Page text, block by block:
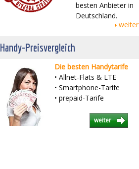
besten Anbieter in
Deutschland.
weiter
Handy-Preisvergleich
Die besten Handytarife
• Allnet-Flats & LTE
• Smartphone-Tarife
• prepaid-Tarife
weiter